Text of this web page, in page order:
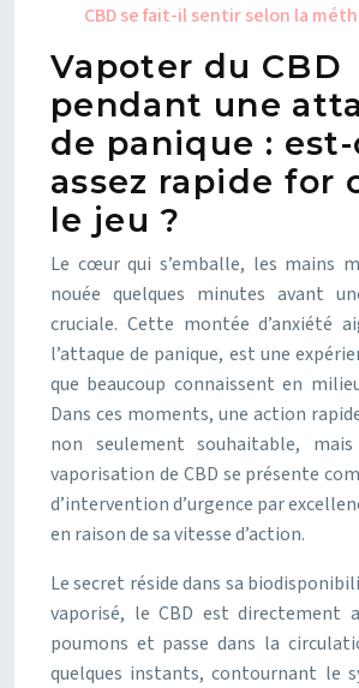
CBD se fait-il sentir selon la
Vapoter du CBD
pendant une
de panique : est-
assez rapide for
le jeu ?
Le cœur qui s’emballe, les mains
nouée quelques minutes avant
cruciale. Cette montée d’anxiété
l’attaque de panique, est une
que beaucoup connaissent en
Dans ces moments, une action
non seulement souhaitable, mais
vaporisation de CBD se présente
d’intervention d’urgence par
en raison de sa vitesse d’action.
Le secret réside dans sa
vaporisé, le CBD est directement
poumons et passe dans la
quelques instants, contournant le